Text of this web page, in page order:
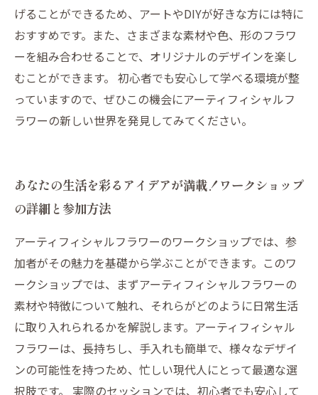
げることができるため、アートやDIYが好きな方には特に
おすすめです。また、さまざまな素材や色、形のフラワ
ーを組み合わせることで、オリジナルのデザインを楽し
むことができます。 初心者でも安心して学べる環境が整
っていますので、ぜひこの機会にアーティフィシャルフ
ラワーの新しい世界を発見してみてください。
あなたの生活を彩るアイデアが満載！ワークショップ
の詳細と参加方法
アーティフィシャルフラワーのワークショップでは、参
加者がその魅力を基礎から学ぶことができます。このワ
ークショップでは、まずアーティフィシャルフラワーの
素材や特徴について触れ、それらがどのように日常生活
に取り入れられるかを解説します。アーティフィシャル
フラワーは、長持ちし、手入れも簡単で、様々なデザイ
ンの可能性を持つため、忙しい現代人にとって最適な選
択肢です。 実際のセッションでは、初心者でも安心して